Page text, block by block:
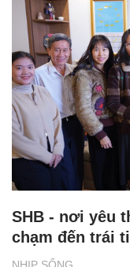
NHỊP SỐNG
SHB - nơi yêu
chạm đến trái